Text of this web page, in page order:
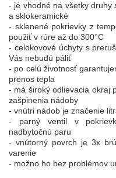
- je vhodné na všetky druhy
a sklokeramické
- sklenené pokrievky z
použiť v rúre až do 300°C
- celokovové úchyty s
Vás nebudú páliť
- po celú životnosť
prenos tepla
- má široký odlievacia okraj
zašpinenia nádoby
- vnútri nádob je značenie
- parný ventil v
nadbytočnú paru
- vnútorný povrch je 3x
varenie
- možno ho bez problémov